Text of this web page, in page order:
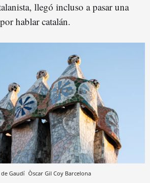
llegó incluso a pasar una
hablar catalán.
de Gaudí Òscar Gil Coy Barcelona